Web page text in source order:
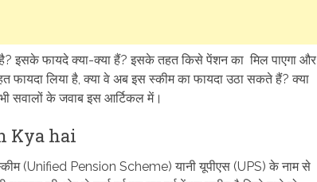
इसके फायदे क्या-क्या हैं? इसके तहत किसे पेंशन का मिल पाएगा और
फायदा लिया है, क्या वे अब इस स्कीम का फायदा उठा सकते हैं? क्या
सवालों के जवाब इस आर्टिकल में।
Kya hai
(Unified Pension Scheme) यानी यूपीएस (UPS) के नाम से